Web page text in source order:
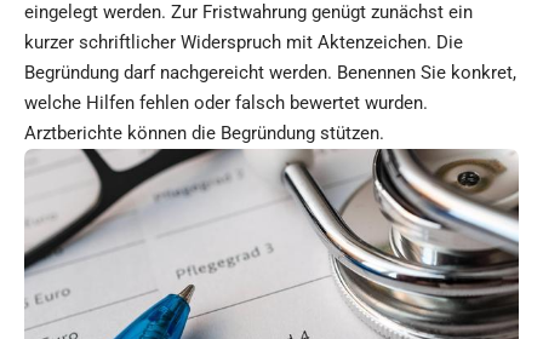
eingelegt werden. Zur Fristwahrung genügt zunächst ein
kurzer schriftlicher Widerspruch mit Aktenzeichen. Die
Begründung darf nachgereicht werden. Benennen Sie konkret,
welche Hilfen fehlen oder falsch bewertet wurden.
Arztberichte können die Begründung stützen.